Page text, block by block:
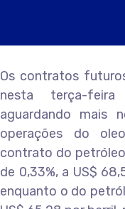
Os contratos
nesta terça-
aguardando mais
operações do
contrato do
de 0,33%, a US$
enquanto o do